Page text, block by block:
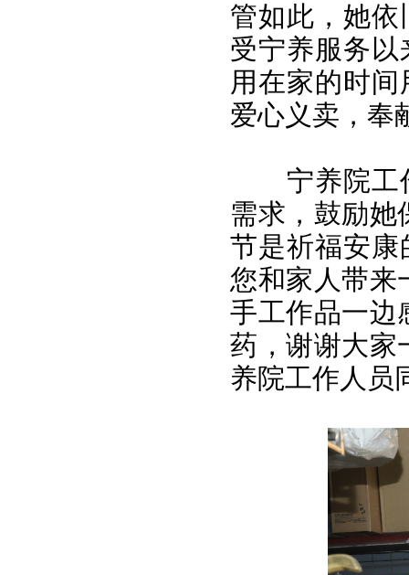
管如此，她
受宁养服务
用在家的时
爱心义卖，奉
宁养院工
需求，鼓励她
节是祈福安
您和家人带来
手工作品一边
药，谢谢大家
养院工作人员